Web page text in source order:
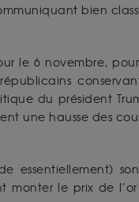
bien
le 6 novembre,
du président
une hausse des
essentiellement)
monter le prix de